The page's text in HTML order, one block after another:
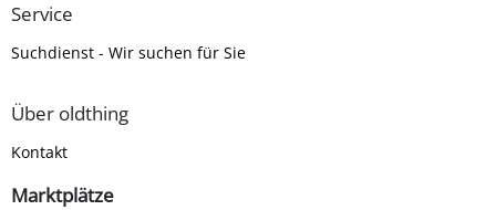
Service
Suchdienst - Wir suchen für Sie
Über oldthing
Kontakt
Marktplätze